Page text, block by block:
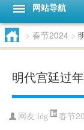
网站导航
> 春节2024 >
明代宫廷过
网友: ldg 春节